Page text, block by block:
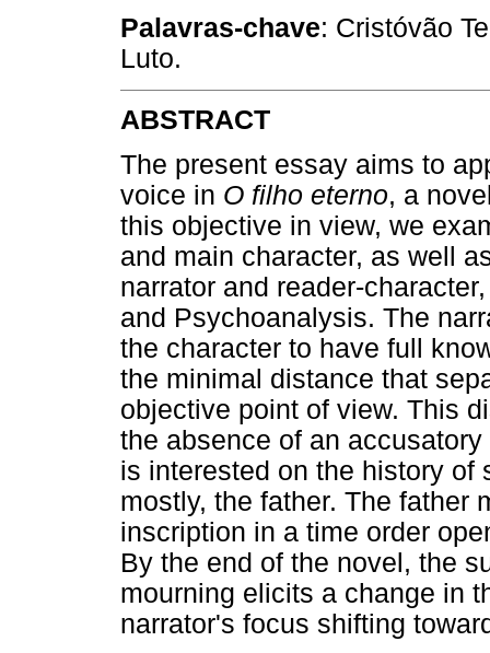
Palavras-chave: Cristóvão
Luto.
ABSTRACT
The present essay aims to
voice in O filho eterno, a
this objective in view, we
and main character, as well
narrator and reader-
and Psychoanalysis. The
the character to have full
the minimal distance that
objective point of view. This
the absence of an
is interested on the history of
mostly, the father. The father
inscription in a time order
By the end of the novel, the
mourning elicits a change in
narrator's focus shifting